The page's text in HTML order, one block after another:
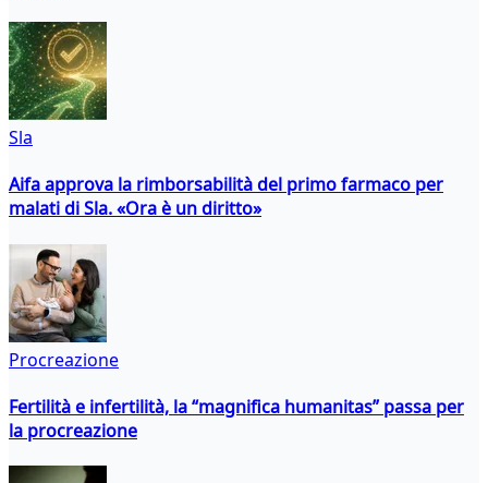
Sla
Aifa approva la rimborsabilità del primo farmaco per
malati di Sla. «Ora è un diritto»
Procreazione
Fertilità e infertilità, la “magnifica humanitas” passa per
la procreazione